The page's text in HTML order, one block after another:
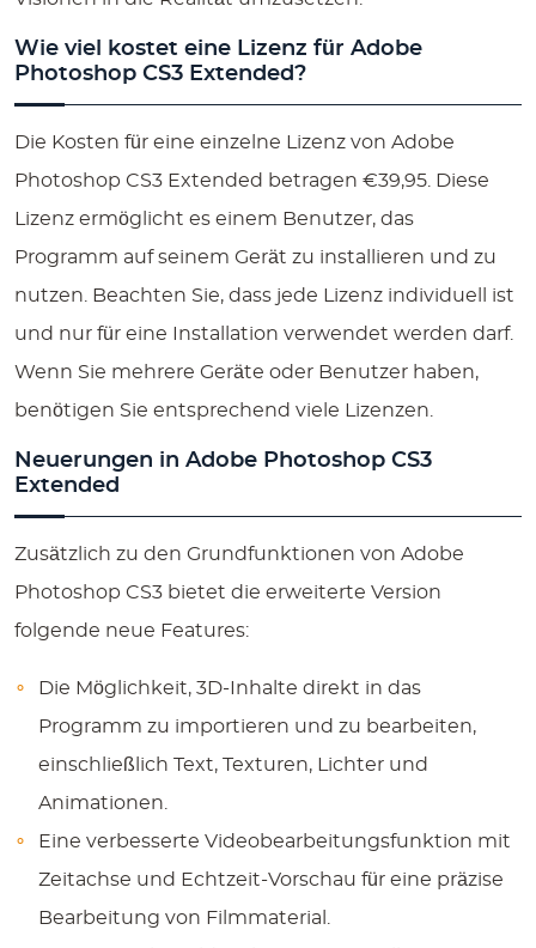
Wie viel kostet eine Lizenz für Adobe
Photoshop CS3 Extended?
Die Kosten für eine einzelne Lizenz von Adobe
Photoshop CS3 Extended betragen €39,95. Diese
Lizenz ermöglicht es einem Benutzer, das
Programm auf seinem Gerät zu installieren und zu
nutzen. Beachten Sie, dass jede Lizenz individuell ist
und nur für eine Installation verwendet werden darf.
Wenn Sie mehrere Geräte oder Benutzer haben,
benötigen Sie entsprechend viele Lizenzen.
Neuerungen in Adobe Photoshop CS3
Extended
Zusätzlich zu den Grundfunktionen von Adobe
Photoshop CS3 bietet die erweiterte Version
folgende neue Features:
Die Möglichkeit, 3D-Inhalte direkt in das
Programm zu importieren und zu bearbeiten,
einschließlich Text, Texturen, Lichter und
Animationen.
Eine verbesserte Videobearbeitungsfunktion mit
Zeitachse und Echtzeit-Vorschau für eine präzise
Bearbeitung von Filmmaterial.